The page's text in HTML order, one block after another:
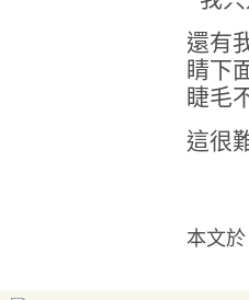
還有
睛下
睫毛
這很
本文於